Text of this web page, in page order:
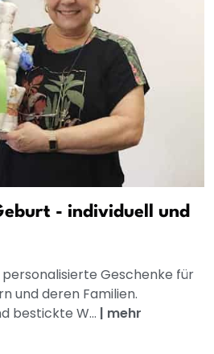
- individuell und
Geschenke für
und deren Familien.
bestickte W... | mehr